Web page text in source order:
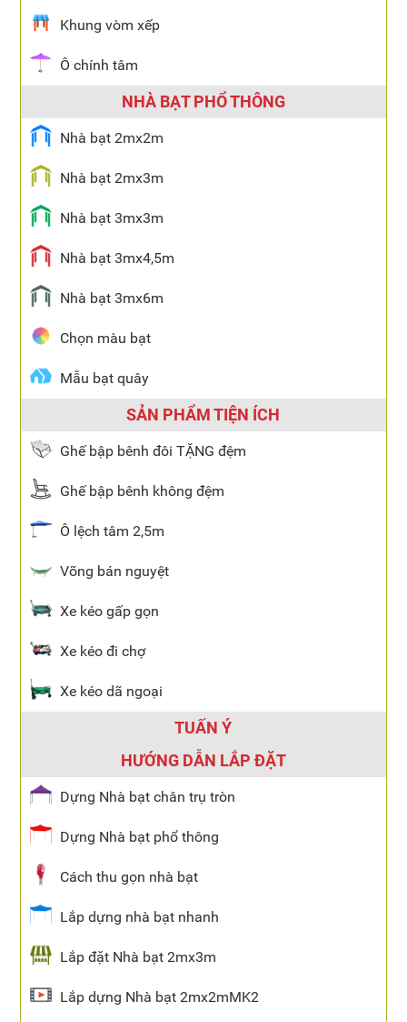
Khung vòm xếp
Ô chính tâm
NHÀ BẠT PHỔ THÔNG
Nhà bạt 2mx2m
Nhà bạt 2mx3m
Nhà bạt 3mx3m
Nhà bạt 3mx4,5m
Nhà bạt 3mx6m
Chọn màu bạt
Mẫu bạt quây
SẢN PHẨM TIỆN ÍCH
Ghế bập bênh đôi TẶNG đệm
Ghế bập bênh không đệm
Ô lệch tâm 2,5m
Võng bán nguyệt
Xe kéo gấp gọn
Xe kéo đi chợ
Xe kéo dã ngoại
TUẤN Ý
HƯỚNG DẪN LẮP ĐẶT
Dựng Nhà bạt chân trụ tròn
Dựng Nhà bạt phổ thông
Cách thu gọn nhà bạt
Lắp dựng nhà bạt nhanh
Lắp đặt Nhà bạt 2mx3m
Lắp dựng Nhà bạt 2mx2mMK2